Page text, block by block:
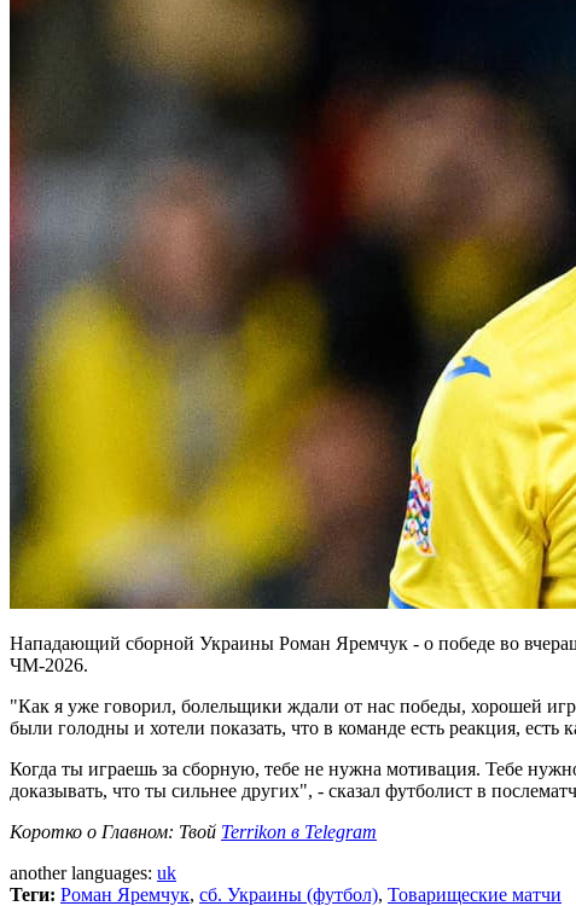
Нападающий сборной Украины Роман Яремчук - о победе во
ЧМ-2026.
"Как я уже говорил, болельщики ждали от нас победы, хорошей
были голодны и хотели показать, что в команде есть реакция,
Когда ты играешь за сборную, тебе не нужна мотивация. Тебе
доказывать, что ты сильнее других", - сказал футболист в
Коротко о Главном: Твой Terrikon в Telegram
another languages: uk
Теги: Роман Яремчук, сб. Украины (футбол), Товарищеские матчи